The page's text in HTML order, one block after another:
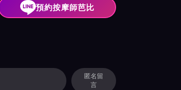
預約按摩師芭比
匿名留
言